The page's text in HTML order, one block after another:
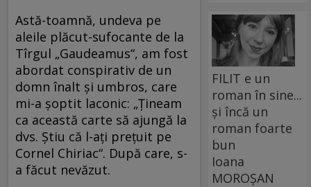
Astă-toamnă, undeva pe
aleile plăcut-sufocante de la
Tîrgul „Gaudeamus“, am fost
abordat conspirativ de un
domn înalt şi umbros, care
mi-a şoptit laconic: „Ţineam
ca această carte să ajungă la
dvs. Ştiu că l-aţi preţuit pe
Cornel Chiriac“. După care, s-
a făcut nevăzut.
FILIT e un
roman în sine...
și încă un
roman foarte
bun
Ioana
MOROȘAN